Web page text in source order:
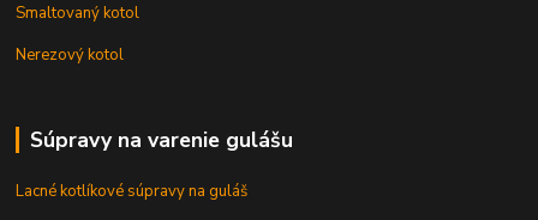
Smaltovaný kotol
Nerezový kotol
Súpravy na varenie gulášu
Lacné kotlíkové súpravy na guláš